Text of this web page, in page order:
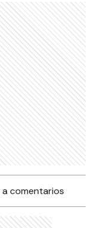
comentarios